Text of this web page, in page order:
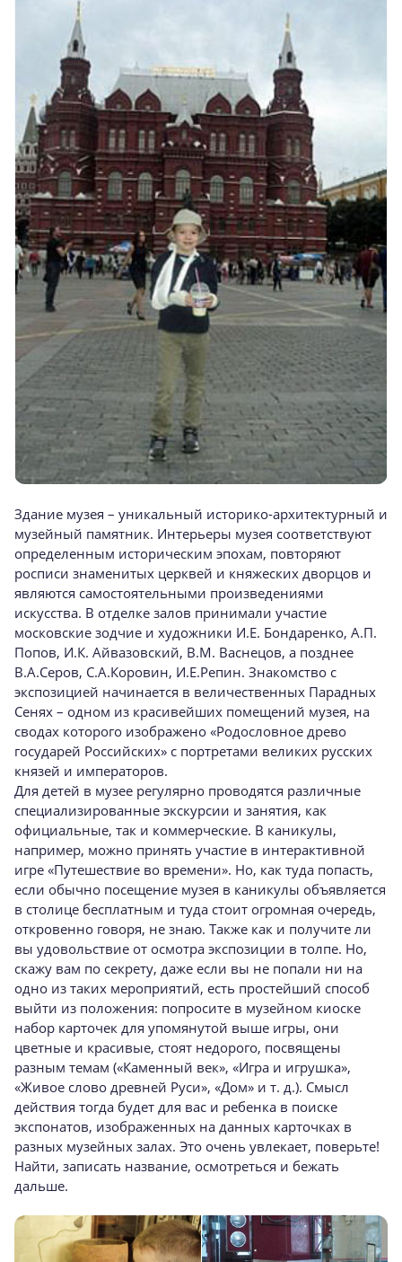
Здание музея – уникальный историко-архитектурный и
музейный памятник. Интерьеры музея соответствуют
определенным историческим эпохам, повторяют
росписи знаменитых церквей и княжеских дворцов и
являются самостоятельными произведениями
искусства. В отделке залов принимали участие
московские зодчие и художники И.Е. Бондаренко, А.П.
Попов, И.К. Айвазовский, В.М. Васнецов, а позднее
В.А.Серов, С.А.Коровин, И.Е.Репин. Знакомство с
экспозицией начинается в величественных Парадных
Сенях – одном из красивейших помещений музея, на
сводах которого изображено «Родословное древо
государей Российских» с портретами великих русских
князей и императоров.
Для детей в музее регулярно проводятся различные
специализированные экскурсии и занятия, как
официальные, так и коммерческие. В каникулы,
например, можно принять участие в интерактивной
игре «Путешествие во времени». Но, как туда попасть,
если обычно посещение музея в каникулы объявляется
в столице бесплатным и туда стоит огромная очередь,
откровенно говоря, не знаю. Также как и получите ли
вы удовольствие от осмотра экспозиции в толпе. Но,
скажу вам по секрету, даже если вы не попали ни на
одно из таких мероприятий, есть простейший способ
выйти из положения: попросите в музейном киоске
набор карточек для упомянутой выше игры, они
цветные и красивые, стоят недорого, посвящены
разным темам («Каменный век», «Игра и игрушка»,
«Живое слово древней Руси», «Дом» и т. д.). Смысл
действия тогда будет для вас и ребенка в поиске
экспонатов, изображенных на данных карточках в
разных музейных залах. Это очень увлекает, поверьте!
Найти, записать название, осмотреться и бежать
дальше.